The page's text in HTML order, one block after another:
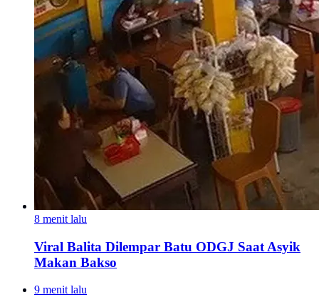
8 menit lalu
Viral Balita Dilempar Batu ODGJ Saat Asyik
Makan Bakso
9 menit lalu